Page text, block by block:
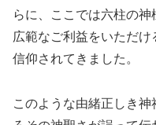
らに、ここでは六柱の神
広範なご利益をいただ
信仰されてきました。
このような由緒正しき